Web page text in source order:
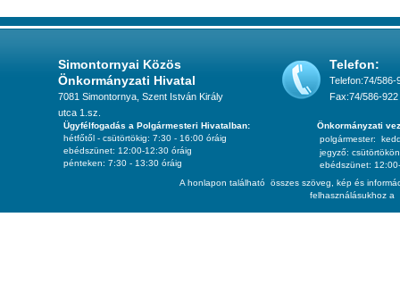
Simontornyai Közös
Önkormányzati Hivatal
7081 Simontornya, Szent István Király
utca 1.sz.
Telefon:
Telefon:74/586-
Fax:74/586-922
A honlapon található összes szöveg, kép és
felhasználásukhoz a
Ügyfélfogadás a Polgármesteri Hivatalban:
hétfőtől - csütörtökig: 7:30 - 16:00 óráig
ebédszünet: 12:00-12:30 óráig
pénteken: 7:30 - 13:30 óráig
Önkormányzati
polgármester:
jegyző: csütörtökön
ebédszünet: